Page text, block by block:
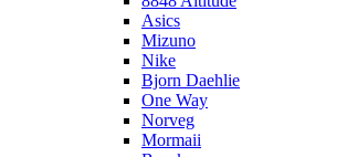
Asics
Mizuno
Nike
Bjorn Daehlie
One Way
Norveg
Mormaii